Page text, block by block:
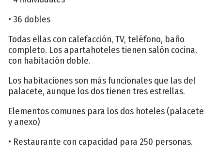
• 36 dobles
Todas ellas con calefacción, TV, teléfono, baño
completo. Los apartahoteles tienen salón cocina,
con habitación doble.
Los habitaciones son más funcionales que las del
palacete, aunque los dos tienen tres estrellas.
Elementos comunes para los dos hoteles (palacete
y anexo)
• Restaurante con capacidad para 250 personas.